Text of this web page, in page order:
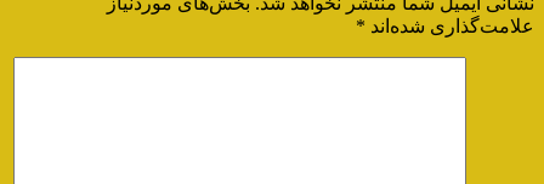
علامت‌گذاری شده‌اند *